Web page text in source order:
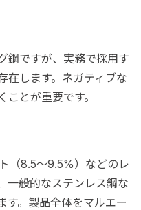
鋼ですが、実務で採用す
在します。ネガティブな
とが重要です。
（8.5～9.5%）などのレ
一般的なステンレス鋼な
す。製品全体をマルエー